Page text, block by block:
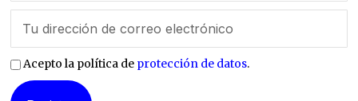
Acepto la política de protección de datos.